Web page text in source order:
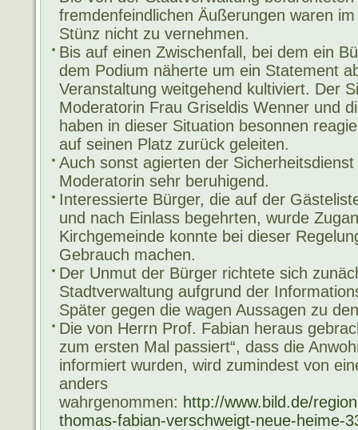
fremdenfeindlichen Äußerungen waren
Stünz nicht zu vernehmen.
Bis auf einen Zwischenfall, bei dem ein
dem Podium näherte um ein Statement
Veranstaltung weitgehend kultiviert. Der
Moderatorin Frau Griseldis Wenner und
haben in dieser Situation besonnen
auf seinen Platz zurück geleiten.
Auch sonst agierten der
Moderatorin sehr beruhigend.
Interessierte Bürger, die auf der
und nach Einlass begehrten, wurde
Kirchgemeinde konnte bei dieser
Gebrauch machen.
Der Unmut der Bürger richtete sich
Stadtverwaltung aufgrund der
Später gegen die wagen Aussagen zu
Die von Herrn Prof. Fabian heraus
zum ersten Mal passiert“, dass die
informiert wurden, wird zumindest von
anders
wahrgenommen: http://www.bild.de/
thomas-fabian-verschweigt-neue-heime-